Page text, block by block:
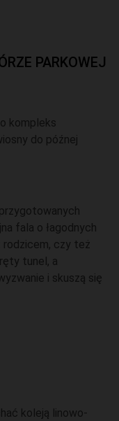
PARKOWEJ
kompleks
do późnej
fala o łagodnych
rodzicem, czy też
tunel, a
i skuszą się
koleją linowo-